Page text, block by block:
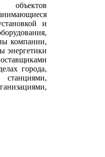
объектов
и
компании,
энергетики
города,